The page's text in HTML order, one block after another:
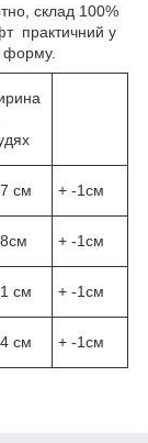
склад 100%
практичний у
форму.
см + -1см
+ -1см
см + -1см
см + -1см